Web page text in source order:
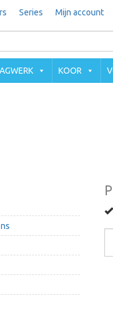
Series Mijn account
KOOR